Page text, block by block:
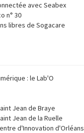
avec Seabex
n° 30
libres de Sogacare
: le Lab'O
Jean de Braye
Jean de la Ruelle
d'Innovation d'Orléans